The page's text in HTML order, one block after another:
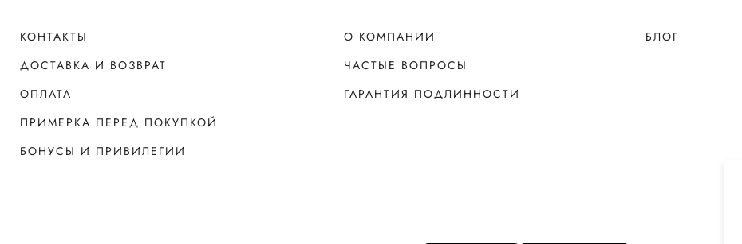
КОНТАКТЫ
ДОСТАВКА И ВОЗВРАТ
ОПЛАТА
ПРИМЕРКА ПЕРЕД ПОКУПКОЙ
БОНУСЫ И ПРИВИЛЕГИИ
О КОМПАНИИ
ЧАСТЫЕ ВОПРОСЫ
ГАРАНТИЯ ПОДЛИННОСТИ
БЛОГ